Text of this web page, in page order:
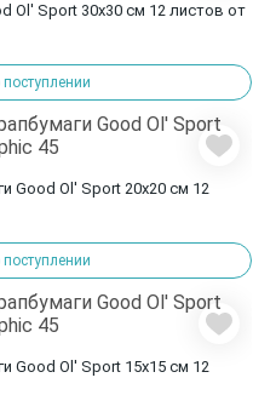
Ol' Sport 30х30 см 12 листов от
Good Ol' Sport 20х20 см 12
Good Ol' Sport 15х15 см 12